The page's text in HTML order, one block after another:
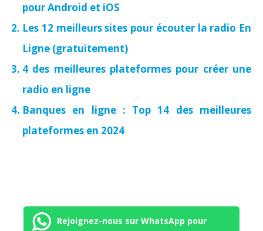
pour Android et iOS
Les 12 meilleurs sites pour écouter la radio En
Ligne (gratuitement)
4 des meilleures plateformes pour créer une
radio en ligne
Banques en ligne : Top 14 des meilleures
plateformes en 2024
Rejoignez-nous sur WhatsApp pour